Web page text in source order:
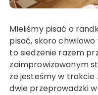
Mieliśmy pisać o randkach w pandemii, ale jak
pisać, skoro
to siedzenie razem
zaimprowizowanym
że jesteśmy w trakcie
dwie przeprowadzki